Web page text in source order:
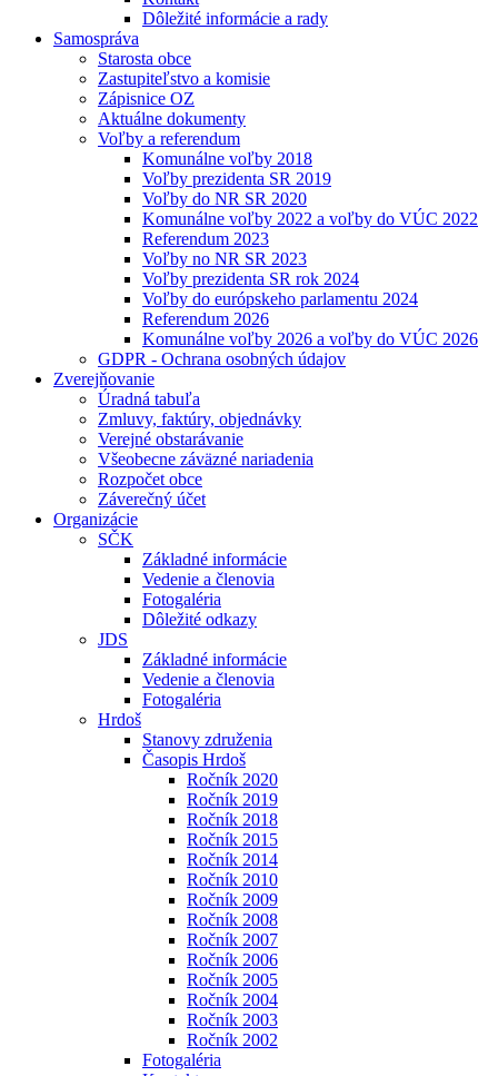
Dôležité informácie a rady
Samospráva
Starosta obce
Zastupiteľstvo a komisie
Zápisnice OZ
Aktuálne dokumenty
Voľby a referendum
Komunálne voľby 2018
Voľby prezidenta SR 2019
Voľby do NR SR 2020
Komunálne voľby 2022 a voľby do VÚC 2022
Referendum 2023
Voľby no NR SR 2023
Voľby prezidenta SR rok 2024
Voľby do európskeho parlamentu 2024
Referendum 2026
Komunálne voľby 2026 a voľby do VÚC 2026
GDPR - Ochrana osobných údajov
Zverejňovanie
Úradná tabuľa
Zmluvy, faktúry, objednávky
Verejné obstarávanie
Všeobecne záväzné nariadenia
Rozpočet obce
Záverečný účet
Organizácie
SČK
Základné informácie
Vedenie a členovia
Fotogaléria
Dôležité odkazy
JDS
Základné informácie
Vedenie a členovia
Fotogaléria
Hrdoš
Stanovy združenia
Časopis Hrdoš
Ročník 2020
Ročník 2019
Ročník 2018
Ročník 2015
Ročník 2014
Ročník 2010
Ročník 2009
Ročník 2008
Ročník 2007
Ročník 2006
Ročník 2005
Ročník 2004
Ročník 2003
Ročník 2002
Fotogaléria